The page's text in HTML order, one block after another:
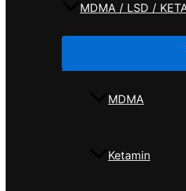
MDMA / LSD /
MDMA
Ketamin